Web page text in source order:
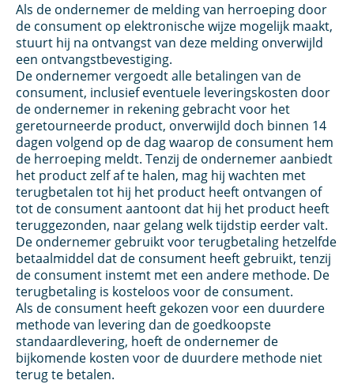
Als de ondernemer de melding van herroeping door
de consument op elektronische wijze mogelijk maakt,
stuurt hij na ontvangst van deze melding onverwijld
een ontvangstbevestiging.
De ondernemer vergoedt alle betalingen van de
consument, inclusief eventuele leveringskosten door
de ondernemer in rekening gebracht voor het
geretourneerde product, onverwijld doch binnen 14
dagen volgend op de dag waarop de consument hem
de herroeping meldt. Tenzij de ondernemer aanbiedt
het product zelf af te halen, mag hij wachten met
terugbetalen tot hij het product heeft ontvangen of
tot de consument aantoont dat hij het product heeft
teruggezonden, naar gelang welk tijdstip eerder valt.
De ondernemer gebruikt voor terugbetaling hetzelfde
betaalmiddel dat de consument heeft gebruikt, tenzij
de consument instemt met een andere methode. De
terugbetaling is kosteloos voor de consument.
Als de consument heeft gekozen voor een duurdere
methode van levering dan de goedkoopste
standaardlevering, hoeft de ondernemer de
bijkomende kosten voor de duurdere methode niet
terug te betalen.